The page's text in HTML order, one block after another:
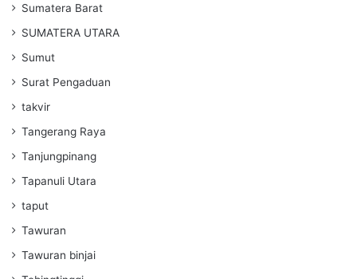
Sumatera Barat
SUMATERA UTARA
Sumut
Surat Pengaduan
takvir
Tangerang Raya
Tanjungpinang
Tapanuli Utara
taput
Tawuran
Tawuran binjai